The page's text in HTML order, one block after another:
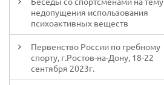
недопущения использования
психоактивных веществ
Первенство России по гребному
спорту, г.Ростов-на-Дону, 18-22
сентября 2023г.